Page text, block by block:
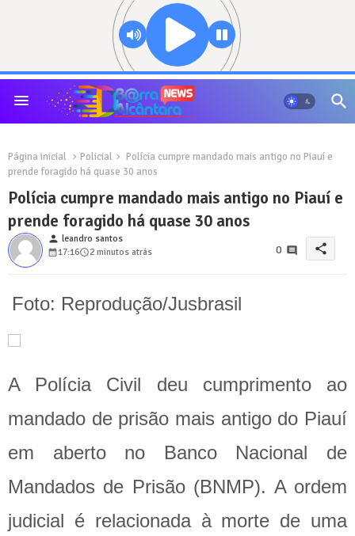
Página inicial Policial
Polícia cumpre mandado mais antigo no Piauí e
prende foragido há quase 30 anos
Polícia cumpre mandado mais antigo no Piauí e
prende foragido há quase 30 anos
person leandro santos
17:16
2 minutos atrás 0 share
Foto: Reprodução/Jusbrasil
A Polícia Civil deu cumprimento ao
mandado de prisão mais antigo do Piauí
em aberto no Banco Nacional de
Mandados de Prisão (BNMP). A ordem
judicial é relacionada à morte de uma